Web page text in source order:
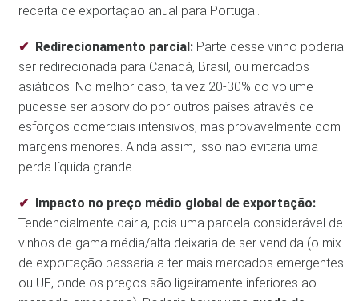
receita de exportação anual para Portugal.
Redirecionamento parcial: Parte desse vinho poderia
ser redirecionada para Canadá, Brasil, ou mercados
asiáticos. No melhor caso, talvez 20-30% do volume
pudesse ser absorvido por outros países através de
esforços comerciais intensivos, mas provavelmente com
margens menores. Ainda assim, isso não evitaria uma
perda líquida grande.
Impacto no preço médio global de exportação:
Tendencialmente cairia, pois uma parcela considerável de
vinhos de gama média/alta deixaria de ser vendida (o mix
de exportação passaria a ter mais mercados emergentes
ou UE, onde os preços são ligeiramente inferiores ao